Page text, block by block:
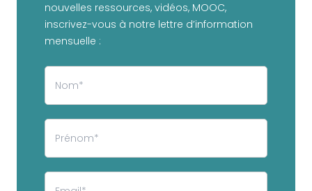
nouvelles ressources, vidéos, MOOC,
inscrivez-vous à notre lettre d’information
mensuelle :